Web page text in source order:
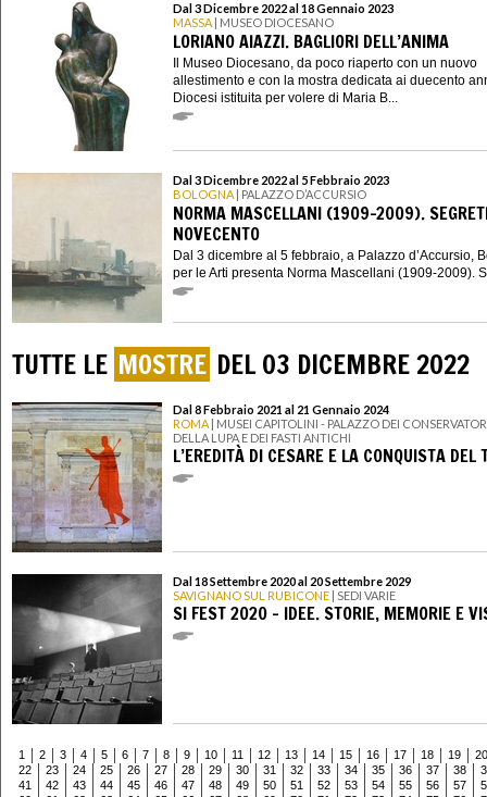
Dal 3 Dicembre 2022 al 18 Gennaio 2023
MASSA | MUSEO DIOCESANO
LORIANO AIAZZI. BAGLIORI DELL’ANIMA
Il Museo Diocesano, da poco riaperto con un nuovo
allestimento e con la mostra dedicata ai duecento
Diocesi istituita per volere di Maria B...
Dal 3 Dicembre 2022 al 5 Febbraio 2023
BOLOGNA | PALAZZO D’ACCURSIO
NORMA MASCELLANI (1909-2009).
NOVECENTO
Dal 3 dicembre al 5 febbraio, a Palazzo d’Accursio,
per le Arti presenta Norma Mascellani (1909-2009).
TUTTE LE MOSTRE DEL 03 DICEMBRE 2022
Dal 8 Febbraio 2021 al 21 Gennaio 2024
ROMA | MUSEI CAPITOLINI - PALAZZO DEI
DELLA LUPA E DEI FASTI ANTICHI
L’EREDITÀ DI CESARE E LA CONQUISTA DEL
Dal 18 Settembre 2020 al 20 Settembre 2029
SAVIGNANO SUL RUBICONE | SEDI VARIE
SI FEST 2020 - IDEE. STORIE, MEMORIE E
1 2 3 4 5 6 7 8 9 10 11 12 13 14 15 16 17 18 19
20
22
23 24 25 26 27 28 29 30 31 32 33 34 35 36 37 38
41
42 43 44 45 46 47 48 49 50 51 52 53 54 55 56 57